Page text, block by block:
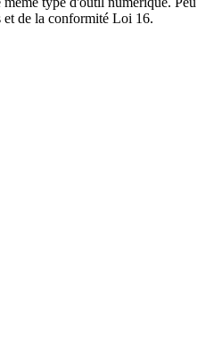
et de la conformité Loi 16.